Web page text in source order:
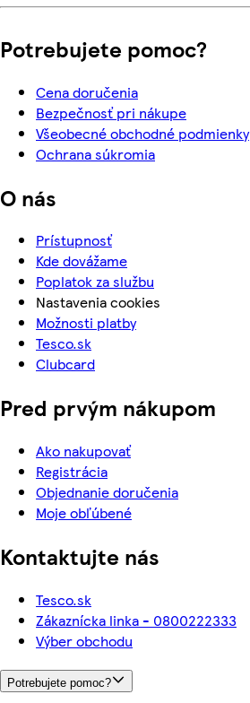
Potrebujete pomoc?
Cena doručenia
Bezpečnosť pri nákupe
Všeobecné obchodné podmienky
Ochrana súkromia
O nás
Prístupnosť
Kde dovážame
Poplatok za službu
Nastavenia cookies
Možnosti platby
Tesco.sk
Clubcard
Pred prvým nákupom
Ako nakupovať
Registrácia
Objednanie doručenia
Moje obľúbené
Kontaktujte nás
Tesco.sk
Zákaznícka linka - 0800222333
Výber obchodu
Potrebujete pomoc?